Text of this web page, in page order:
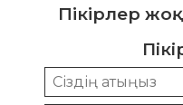
Пікірлер